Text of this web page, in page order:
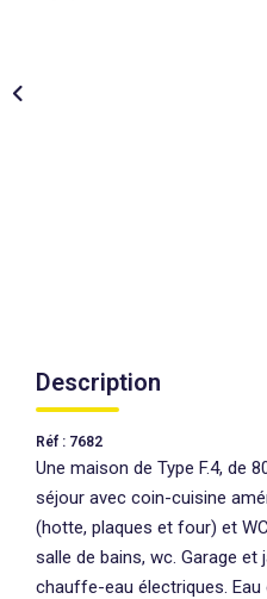
Description
Réf : 7682
Une maison de Type F.4, de
séjour avec coin-cuisine
(hotte, plaques et four) et
salle de bains, wc. Garage
chauffe-eau électriques. Eau